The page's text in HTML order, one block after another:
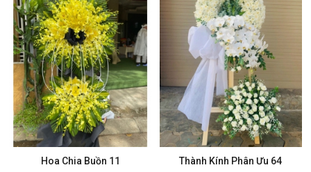
Hoa Chia Buồn 11
Mua ngay
Thành Kính Phân Ưu 64
Mua ngay